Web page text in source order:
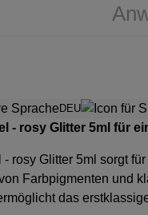
DEU
- rosy Glitter 5ml für
rosy Glitter 5ml sorgt
Farbpigmenten und
das